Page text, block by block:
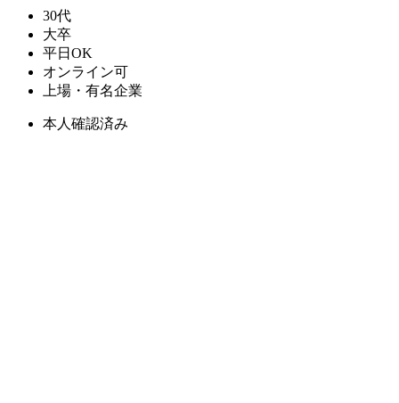
30代
大卒
平日OK
オンライン可
上場・有名企業
本人確認済み